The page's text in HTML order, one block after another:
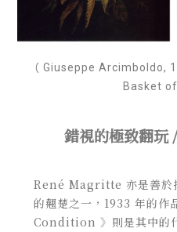
（ Giuseppe Arcimboldo,
Basket of
錯視的極致翻
René Magritte 亦是善於
的翹楚之一，1933 年的
Condition 》則是其中的